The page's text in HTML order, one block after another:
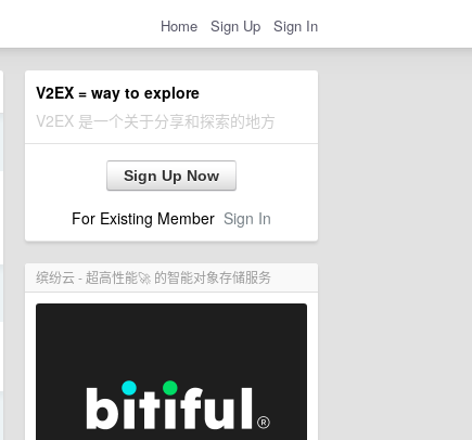
Home Sign Up Sign In
V2EX = way to explore
V2EX 是一个关于分享和探索的地方
Sign Up Now
For Existing Member Sign In
缤纷云 - 超高性能🚀 的智能对象存储服务